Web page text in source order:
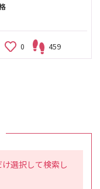
0 459
選択して検索し